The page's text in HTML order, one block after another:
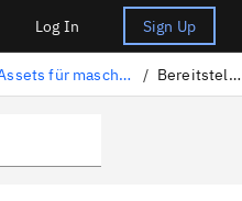
Log In Sign Up
Assets für maschinelles Lernen bereitstellen / Bereitstellung aktualisieren